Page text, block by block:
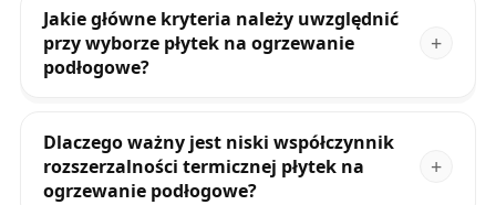
Jakie główne kryteria należy uwzględnić
przy wyborze płytek na ogrzewanie
podłogowe?
Dlaczego ważny jest niski współczynnik
rozszerzalności termicznej płytek na
ogrzewanie podłogowe?